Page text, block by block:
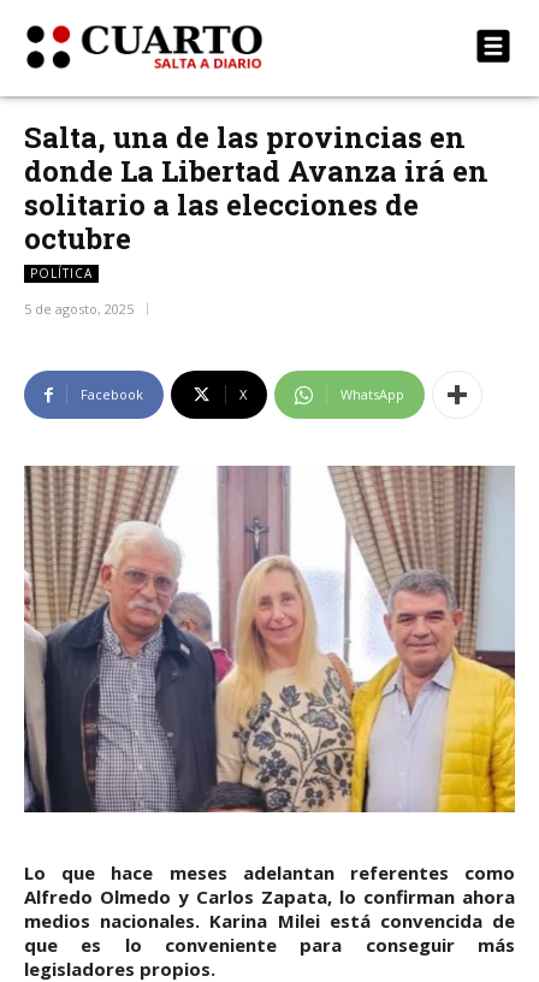
Salta, una de las provincias en
donde La Libertad Avanza irá en
solitario a las elecciones de
octubre
POLÍTICA
5 de agosto, 2025
Facebook X WhatsApp
Lo que hace meses adelantan referentes como
Alfredo Olmedo y Carlos Zapata, lo confirman ahora
medios nacionales. Karina Milei está convencida de
que es lo conveniente para conseguir más
legisladores propios.